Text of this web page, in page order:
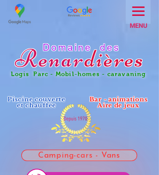
MENU
Domaine des
Renardières
Parc - Mobil-homes - caravaning
Piscine couverte
et chauffée
Bar - animations
Aire de jeux
Camping-cars - Vans